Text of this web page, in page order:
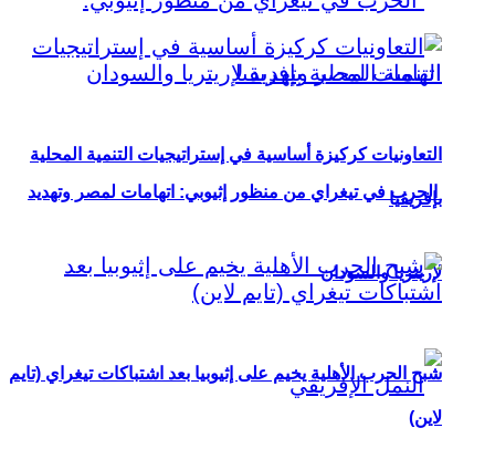
الحرب في تيغراي من منظور إثيوبي: اتهامات لمصر وتهديد
لإريتريا والسودان
التعاونيات كركيزة أساسية في إستراتيجيات التنمية المحلية
بإفريقيا
شبح الحرب الأهلية يخيم على إثيوبيا بعد اشتباكات تيغراي (تايم
لاين)